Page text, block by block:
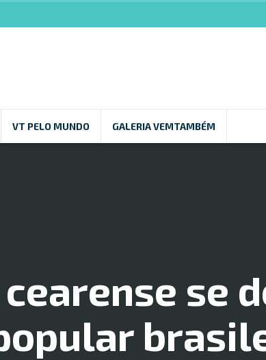
VT PELO MUNDO GALERIA VEMTAMBÉM
se